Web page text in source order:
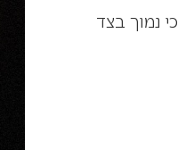
נמוך בצד